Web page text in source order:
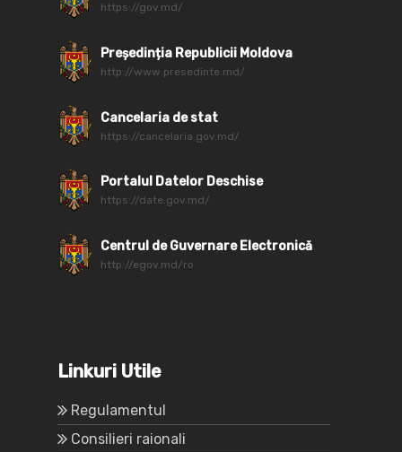
https://gov.md/
Președinția Republicii Moldova
http://www.presedinte.md/
Cancelaria de stat
https://cancelaria.gov.md/
Portalul Datelor Deschise
https://date.gov.md/
Centrul de Guvernare Electronică
http://egov.md/ro
Linkuri Utile
Regulamentul
Consilieri raionali